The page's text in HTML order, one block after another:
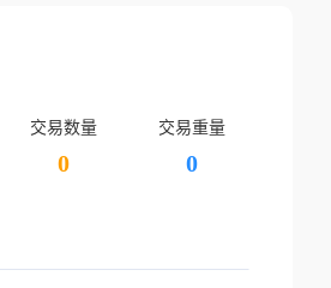
交易数量
0
交易重量
0